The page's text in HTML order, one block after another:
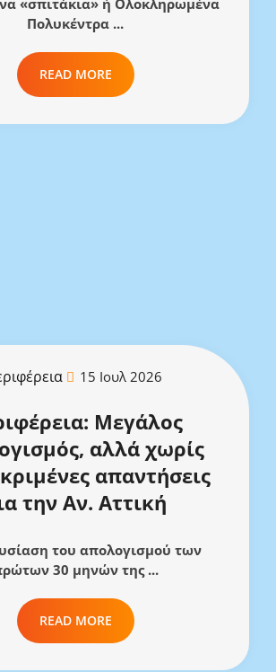
Πολυκέντρα ...
READ MORE
15 Ιουλ 2026
Μεγάλος
αλλά χωρίς
απαντήσεις
την Αν. Αττική
του απολογισμού των
30 μηνών της ...
READ MORE